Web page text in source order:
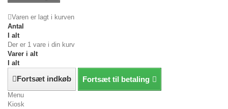
Varen er lagt i kurven
Antal
I alt
Der er 1 vare i din kurv
Varer i alt
I alt
Fortsæt indkøb Fortsæt til betaling
Menu
Kiosk